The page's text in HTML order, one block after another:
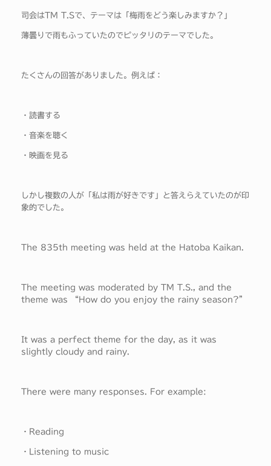
司会はTM T.Sで、テーマは「梅雨をどう楽しみますか？」
薄曇りで雨もふっていたのでピッタリのテーマでした。
たくさんの回答がありました。例えば：
・読書する
・音楽を聴く
・映画を見る
しかし複数の人が「私は雨が好きです」と答えらえていたのが印
象的でした。
The 835th meeting was held at the Hatoba Kaikan.
The meeting was moderated by TM T.S., and the
theme was “How do you enjoy the rainy season?”
It was a perfect theme for the day, as it was
slightly cloudy and rainy.
There were many responses. For example:
・Reading
・Listening to music